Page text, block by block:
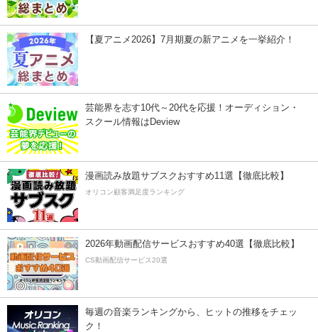
【夏アニメ2026】7月期夏の新アニメを一挙紹介！
芸能界を志す10代～20代を応援！オーディション・
スクール情報はDeview
漫画読み放題サブスクおすすめ11選【徹底比較】
オリコン顧客満足度ランキング
2026年動画配信サービスおすすめ40選【徹底比較】
CS動画配信サービス20選
毎週の音楽ランキングから、ヒットの推移をチェッ
ク！